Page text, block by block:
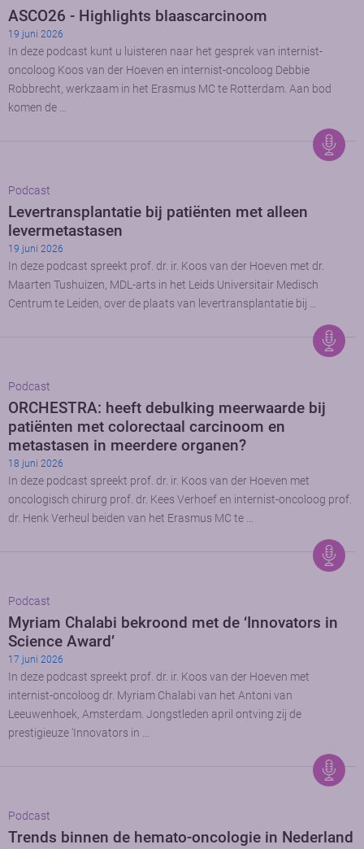
ASCO26 - Highlights blaascarcinoom
19 juni 2026
In deze podcast kunt u luisteren naar het gesprek van internist-
oncoloog Koos van der Hoeven en internist-oncoloog Debbie
Robbrecht, werkzaam in het Erasmus MC te Rotterdam. Aan bod
komen de …
Podcast
Levertransplantatie bij patiënten met alleen
levermetastasen
19 juni 2026
In deze podcast spreekt prof. dr. ir. Koos van der Hoeven met dr.
Maarten Tushuizen, MDL-arts in het Leids Universitair Medisch
Centrum te Leiden, over de plaats van levertransplantatie bij …
Podcast
ORCHESTRA: heeft debulking meerwaarde bij
patiënten met colorectaal carcinoom en
metastasen in meerdere organen?
18 juni 2026
In deze podcast spreekt prof. dr. ir. Koos van der Hoeven met
oncologisch chirurg prof. dr. Kees Verhoef en internist-oncoloog prof.
dr. Henk Verheul beiden van het Erasmus MC te …
Podcast
Myriam Chalabi bekroond met de ‘Innovators in
Science Award’
17 juni 2026
In deze podcast spreekt prof. dr. ir. Koos van der Hoeven met
internist-oncoloog dr. Myriam Chalabi van het Antoni van
Leeuwenhoek, Amsterdam. Jongstleden april ontving zij de
prestigieuze ‘Innovators in …
Podcast
Trends binnen de hemato-oncologie in Nederland